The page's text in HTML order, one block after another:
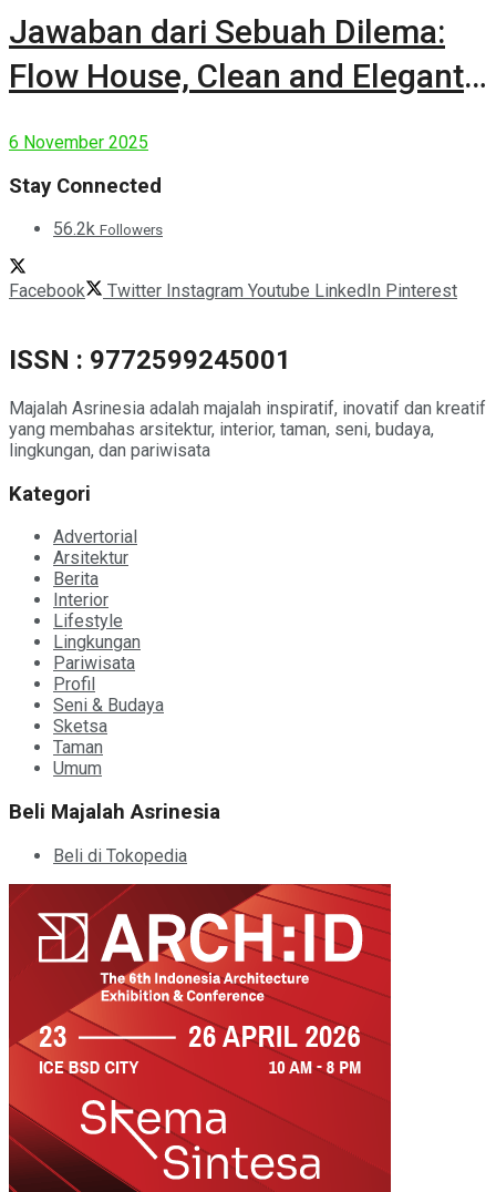
Jawaban dari Sebuah Dilema:
Flow House, Clean and Elegant
6 November 2025
Stay Connected
56.2k Followers
Facebook Twitter Instagram Youtube LinkedIn Pinterest
ISSN : 9772599245001
Majalah Asrinesia adalah majalah inspiratif, inovatif dan kreatif
yang membahas arsitektur, interior, taman, seni, budaya,
lingkungan, dan pariwisata
Kategori
Advertorial
Arsitektur
Berita
Interior
Lifestyle
Lingkungan
Pariwisata
Profil
Seni & Budaya
Sketsa
Taman
Umum
Beli Majalah Asrinesia
Beli di Tokopedia